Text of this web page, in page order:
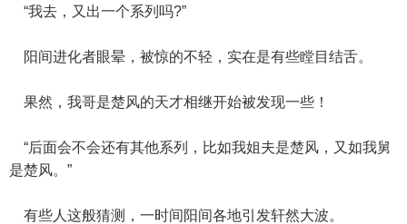
“我去，又出一个系列吗?”
阳间进化者眼晕，被惊的不轻，实在是有些瞠目结舌。
果然，我哥是楚风的天才相继开始被发现一些！
“后面会不会还有其他系列，比如我姐夫是楚风，又如我舅
是楚风。”
有些人这般猜测，一时间阳间各地引发轩然大波。